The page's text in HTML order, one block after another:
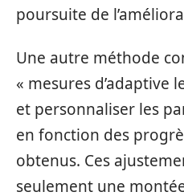
poursuite de
Une autre méthode
« mesures d’adaptive
et personnaliser les
en fonction des
obtenus. Ces
seulement une